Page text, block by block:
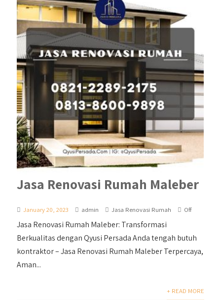
Jasa Renovasi Rumah Maleber
January 20, 2023 admin Jasa Renovasi Rumah Off
Jasa Renovasi Rumah Maleber: Transformasi
Berkualitas dengan Qyusi Persada Anda tengah butuh
kontraktor – Jasa Renovasi Rumah Maleber Terpercaya,
Aman...
+ READ MORE